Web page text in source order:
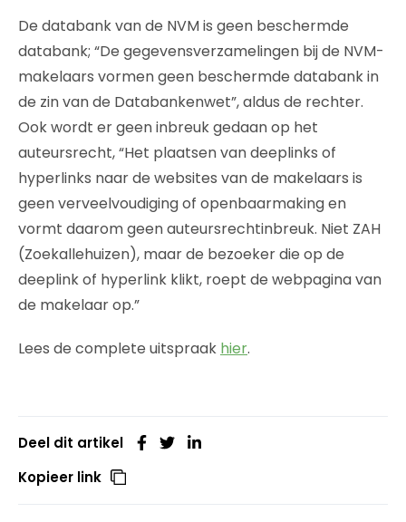
De databank van de NVM is geen beschermde
databank; “De gegevensverzamelingen bij de NVM-
makelaars vormen geen beschermde databank in
de zin van de Databankenwet”, aldus de rechter.
Ook wordt er geen inbreuk gedaan op het
auteursrecht, “Het plaatsen van deeplinks of
hyperlinks naar de websites van de makelaars is
geen verveelvoudiging of openbaarmaking en
vormt daarom geen auteursrechtinbreuk. Niet ZAH
(Zoekallehuizen), maar de bezoeker die op de
deeplink of hyperlink klikt, roept de webpagina van
de makelaar op.”
Lees de complete uitspraak hier.
Deel dit artikel
Kopieer link